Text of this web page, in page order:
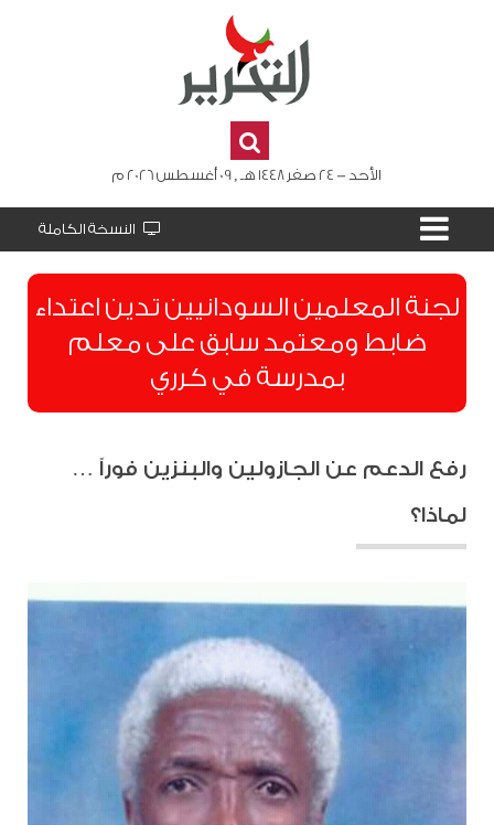
الأحد - 24 صفر 1448 هـ , 09 أغسطس 2026 م
النسخة الكاملة
لجنة المعلمين السودانيين تدين اعتداء
ضابط ومعتمد سابق على معلم
بمدرسة في كرري
رفع الدعم عن الجازولين والبنزين فوراً …
لماذا؟